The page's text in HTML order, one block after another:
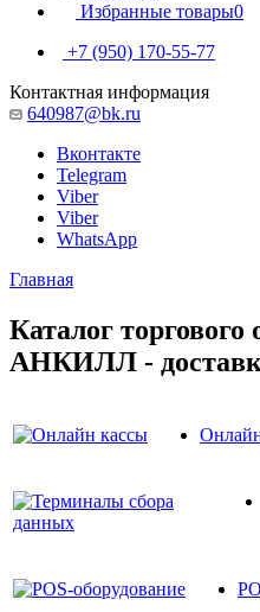
Избранные товары0
+7 (950) 170-55-77
Контактная информация
640987@bk.ru
Вконтакте
Telegram
Viber
Viber
WhatsApp
Главная
Каталог торгового
АНКИЛЛ -